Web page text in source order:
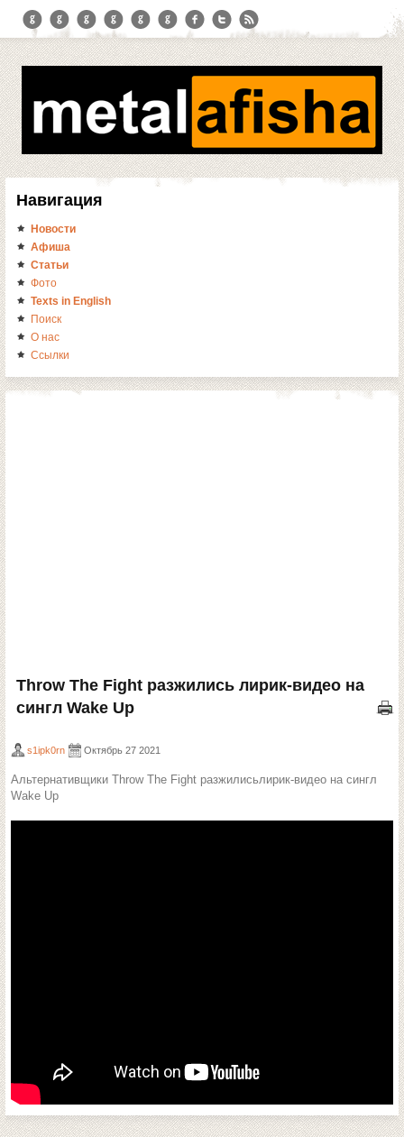
Навигация
Новости
Афиша
Статьи
Фото
Texts in English
Поиск
О нас
Ссылки
Throw The Fight разжились лирик-видео на
сингл Wake Up
s1ipk0rn Октябрь 27 2021
Альтернативщики Throw The Fight разжилисьлирик-видео на сингл
Wake Up